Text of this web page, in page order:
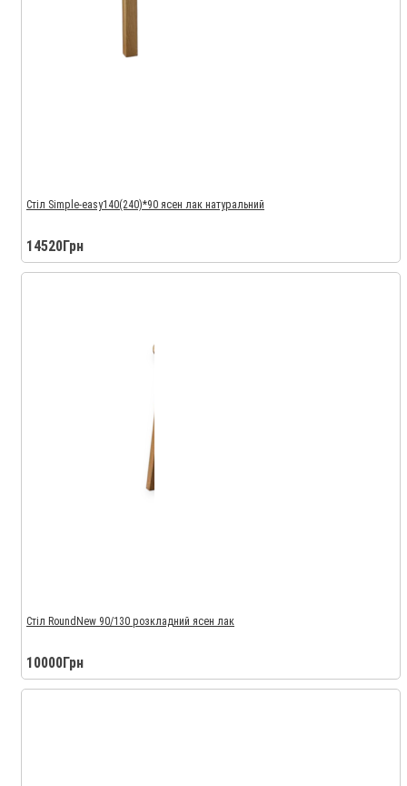
Стіл Simple-easy140(240)*90 ясен лак натуральний
14520Грн
Стіл RoundNew 90/130 розкладний ясен лак
10000Грн